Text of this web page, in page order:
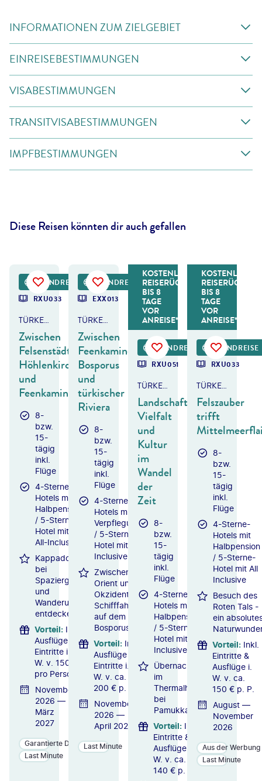
INFORMATIONEN ZUM ZIELGEBIET
EINREISEBESTIMMUNGEN
VISABESTIMMUNGEN
TRANSITVISABESTIMMUNGEN
IMPFBESTIMMUNGEN
Diese Reisen könnten dir auch gefallen
RUNDREISE
RXU033
TÜRKEI - KAPPADOKIEN & TÜRKISCHE RIVIERA
Zwischen
Felsenstädten,
Höhlenkirchen
und
Feenkaminen
8-
bzw.
15-
tägig
inkl.
Flüge
4-Sterne-
Hotels mit
Halbpension
/ 5-Sterne-
Hotel mit
All-Inclusive
Kappadokien
bei
Spaziergängen
und
Wanderungen
entdecken
Vorteil: Inkl.
Ausflüge &
Eintritte i.
W. v. 150 €
pro Person
November
2026 —
März
2027
Garantierte Durchführung
Last Minute
RUNDREISE
EXX013
TÜRKEI - ISTANBUL, KAPPADOKIEN & ANTALYA
Zwischen
Feenkaminen,
Bosporus
und
türkischer
Riviera
8-
bzw.
15-
tägig
inkl.
Flüge
4-Sterne-
Hotels mit
Verpflegung
/ 5-Sterne-
Hotel mit All
Inclusive
Zwischen
Orient und
Okzident:
Schifffahrt
auf dem
Bosporus
Vorteil: Inkl.
Ausflüge &
Eintritte i.
W. v. ca.
200 € p. P.
November
2026 —
April 2027
Last Minute
wildart - gtyKOSTENLOSER
REISERÜCKTRITT
BIS 8
TAGE
VOR
ANREISE*
RUNDREISE
RXU051
TÜRKEI - KAPPADOKIEN
Landschaftliche
Vielfalt
und
Kultur
im
Wandel
der
Zeit
8-
bzw.
15-
tägig
inkl.
Flüge
4-Sterne-
Hotels mit
Halbpension
/ 5-Sterne-
Hotel mit All
Inclusive
Übernachtung
im
Thermalhotel
bei
Pamukkale
Vorteil: Inkl.
Eintritte &
Ausflüge i.
W. v. ca.
140 € p. P.
©Andrew Mayovskyy-shutterstock
KOSTENLOSER
BIS 8
TAGE
VOR
ANREISE*
RUNDREISE
RXU033
TÜRKEI - KAPPADOKIEN
Felszauber
trifft
8-
bzw.
15-
tägig
inkl.
Flüge
4-Sterne-
Hotels mit
Halbpension
/ 5-Sterne-
Hotel mit All
Inclusive
Besuch des
Roten Tals -
ein
Vorteil: Inkl.
Eintritte &
Ausflüge i.
W. v. ca.
150 € p. P.
August —
November
2026
Aus der Werbung
Last Minute